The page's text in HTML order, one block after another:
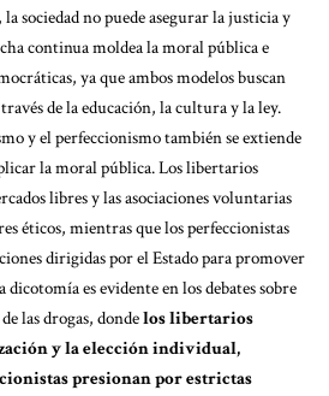
sociedad no puede asegurar la justicia y
continua moldea la moral pública e
ya que ambos modelos buscan
de la educación, la cultura y la ley.
y el perfeccionismo también se extiende
la moral pública. Los libertarios
libres y las asociaciones voluntarias
éticos, mientras que los perfeccionistas
dirigidas por el Estado para promover
es evidente en los debates sobre
las drogas, dondelos libertarios
y la elección individual,
presionan por estrictas